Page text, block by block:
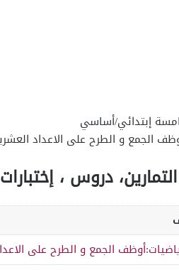
إبتدائي/أساسي
الجمع و الطرح على الاعداد
دروس ،
الجمع و الطرح على